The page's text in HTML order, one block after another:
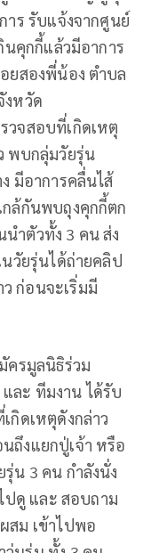
าร รับแจ้งจากศูนย์
คุกกี้แล้วมีอาการ
ยสองพี่น้อง ตำบล
งหวัด
วจสอบที่เกิดเหตุ
พบกลุ่มวัยรุ่น
มีอาการคลื่นไส้
กล้กันพบถุงคุกกี้ตก
ำตัวทั้ง 3 คน ส่ง
วัยรุ่นได้ถ่ายคลิป
ก่อนจะเริ่มมี
ครมูลนิธิร่วม
ละ ทีมงาน ได้รับ
กิดเหตุดังกล่าว
ถึงแยกปู่เจ้า หรือ
น 3 คน กำลังนั่ง
ปดู และ สอบถาม
สม เข้าไปพอ